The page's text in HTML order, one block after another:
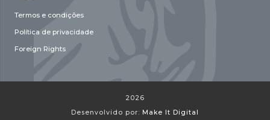
Termos e condições
Política de privacidade
Foreign Rights
2026
Desenvolvido por: Make It Digital